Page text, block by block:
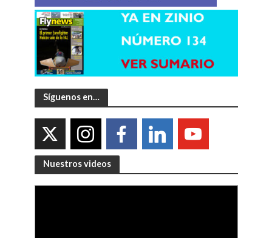
Síguenos en…
Nuestros videos